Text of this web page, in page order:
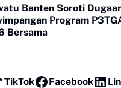
Banten Soroti
Program
Bersama
TikTok Facebook